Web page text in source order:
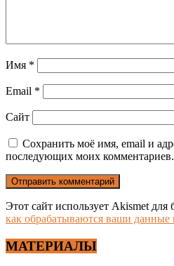
Имя *
Email *
Сайт
Сохранить моё имя, email и
последующих моих комментариев.
Этот сайт использует Akismet
как обрабатываются ваши данные
МАТЕРИАЛЫ